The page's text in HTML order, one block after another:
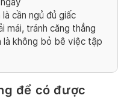
cần ngủ đủ giấc
mái, tránh căng thẳng
là không bỏ bê việc tập
để có được